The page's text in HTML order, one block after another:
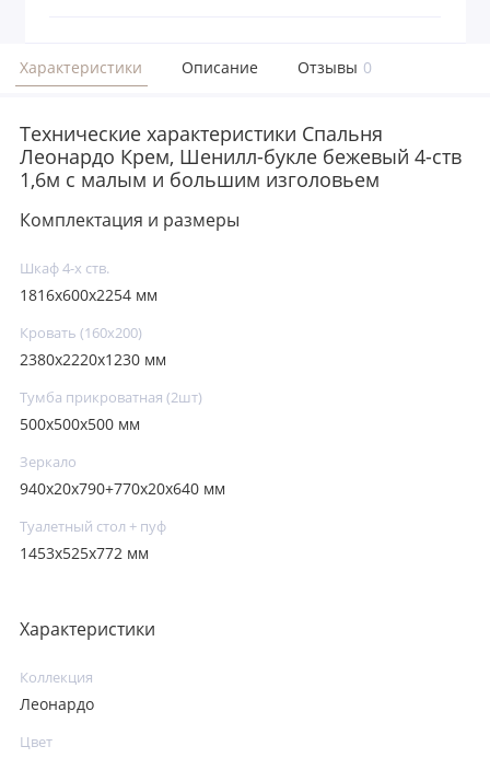
Характеристики Описание Отзывы 0
Технические характеристики Спальня
Леонардо Крем, Шенилл-букле бежевый 4-ств
1,6м с малым и большим изголовьем
Комплектация и размеры
Шкаф 4-х ств.
1816х600х2254 мм
Кровать (160х200)
2380х2220х1230 мм
Тумба прикроватная (2шт)
500х500х500 мм
Зеркало
940х20х790+770х20х640 мм
Туалетный стол + пуф
1453х525х772 мм
Характеристики
Коллекция
Леонардо
Цвет